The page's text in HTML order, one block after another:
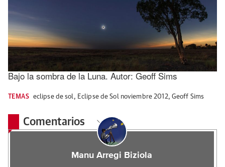
Bajo la sombra de la Luna. Autor: Geoff Sims
TEMAS eclipse de sol, Eclipse de Sol noviembre 2012, Geoff Sims
Comentarios
Manu Arregi Biziola